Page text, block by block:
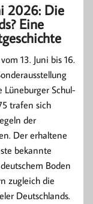
2026: Die
Eine
13. Juni bis 16.
Lüneburger Schul-
trafen sich
der
Der erhaltene
bekannte
Boden
zugleich die
Deutschlands.